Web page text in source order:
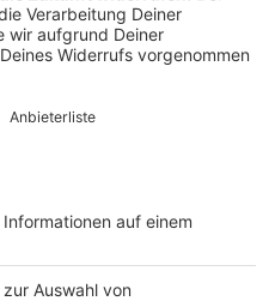
Consent
mit einem
15 Titeln ist das sechste
Band auf dem Markt.